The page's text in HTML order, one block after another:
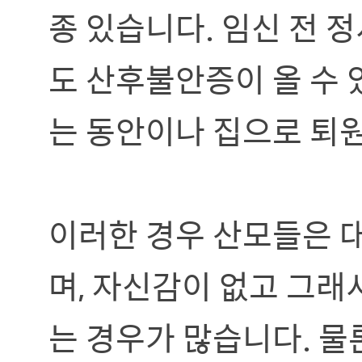
종 있습니다. 임신 전
도 산후불안증이 올 수
는 동안이나 집으로 퇴
이러한 경우 산모들은
며, 자신감이 없고 그
는 경우가 많습니다.